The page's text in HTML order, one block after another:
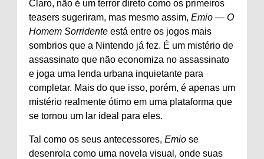
Claro, não é um terror direto como os primeiros
teasers sugeriram, mas mesmo assim, Emio — O
Homem Sorridente está entre os jogos mais
sombrios que a Nintendo já fez. É um mistério de
assassinato que não economiza no assassinato
e joga uma lenda urbana inquietante para
completar. Mais do que isso, porém, é apenas um
mistério realmente ótimo em uma plataforma que
se tornou um lar ideal para eles.
Tal como os seus antecessores, Emio se
desenrola como uma novela visual, onde suas